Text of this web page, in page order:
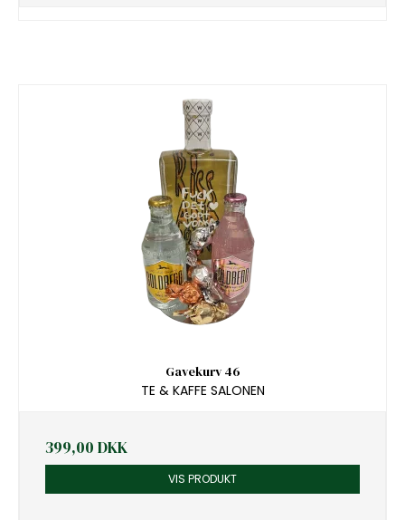
Gavekurv 46
TE & KAFFE SALONEN
399,00 DKK
VIS PRODUKT